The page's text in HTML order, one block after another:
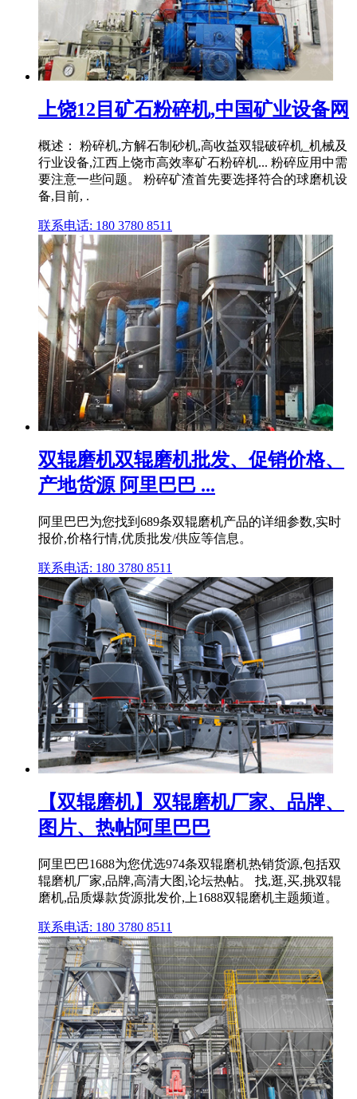
上饶12目矿石粉碎机,中国矿业设备网
概述： 粉碎机,方解石制砂机,高收益双辊破碎机_机械及
行业设备,江西上饶市高效率矿石粉碎机... 粉碎应用中需
要注意一些问题。 粉碎矿渣首先要选择符合的球磨机设
备,目前, .
联系电话: 180 3780 8511
双辊磨机双辊磨机批发、促销价格、
产地货源 阿里巴巴 ...
阿里巴巴为您找到689条双辊磨机产品的详细参数,实时
报价,价格行情,优质批发/供应等信息。
联系电话: 180 3780 8511
【双辊磨机】双辊磨机厂家、品牌、
图片、热帖阿里巴巴
阿里巴巴1688为您优选974条双辊磨机热销货源,包括双
辊磨机厂家,品牌,高清大图,论坛热帖。 找,逛,买,挑双辊
磨机,品质爆款货源批发价,上1688双辊磨机主题频道。
联系电话: 180 3780 8511